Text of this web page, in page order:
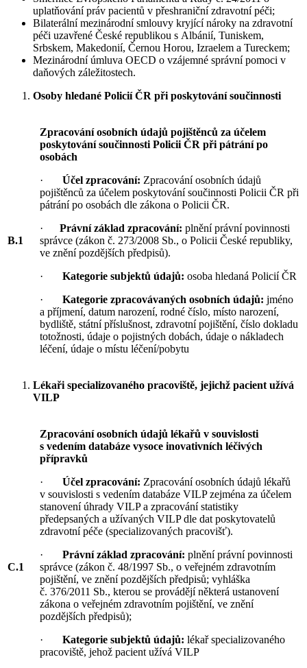
uplatňování práv pacientů v přeshraniční zdravotní péči;
Bilaterální mezinárodní smlouvy kryjící nároky na zdravotní
péči uzavřené České republikou s Albánií, Tuniskem,
Srbskem, Makedonií, Černou Horou, Izraelem a Tureckem;
Mezinárodní úmluva OECD o vzájemné správní pomoci v
daňových záležitostech.
Osoby hledané Policií ČR při poskytování součinnosti
B.1
Zpracování osobních údajů pojištěnců za účelem
poskytování součinnosti Policii ČR při pátrání po
osobách
· Účel zpracování: Zpracování osobních údajů
pojištěnců za účelem poskytování součinnosti Policii ČR při
pátrání po osobách dle zákona o Policii ČR.
· Právní základ zpracování: plnění právní povinnosti
správce (zákon č. 273/2008 Sb., o Policii České republiky,
ve znění pozdějších předpisů).
· Kategorie subjektů údajů: osoba hledaná Policií ČR
· Kategorie zpracovávaných osobních údajů: jméno
a příjmení, datum narození, rodné číslo, místo narození,
bydliště, státní příslušnost, zdravotní pojištění, číslo dokladu
totožnosti, údaje o pojistných dobách, údaje o nákladech
léčení, údaje o místu léčení/pobytu
Lékaři specializovaného pracoviště, jejichž pacient užívá
VILP
C.1
Zpracování osobních údajů lékařů v souvislosti
s vedením databáze vysoce inovativních léčivých
přípravků
· Účel zpracování: Zpracování osobních údajů lékařů
v souvislosti s vedením databáze VILP zejména za účelem
stanovení úhrady VILP a zpracování statistiky
předepsaných a užívaných VILP dle dat poskytovatelů
zdravotní péče (specializovaných pracovišť).
· Právní základ zpracování: plnění právní povinnosti
správce (zákon č. 48/1997 Sb., o veřejném zdravotním
pojištění, ve znění pozdějších předpisů; vyhláška
č. 376/2011 Sb., kterou se provádějí některá ustanovení
zákona o veřejném zdravotním pojištění, ve znění
pozdějších předpisů);
· Kategorie subjektů údajů: lékař specializovaného
pracoviště, jehož pacient užívá VILP